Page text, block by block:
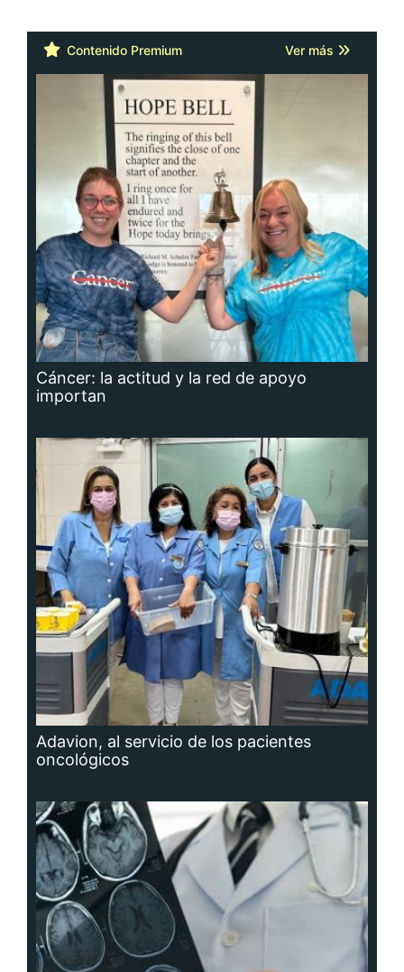
Contenido Premium Ver más
Cáncer: la actitud y la red de apoyo
importan
Adavion, al servicio de los pacientes
oncológicos